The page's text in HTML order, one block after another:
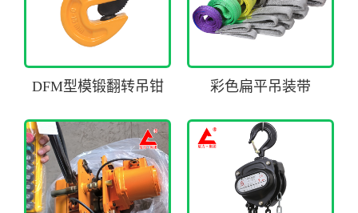
DFM型模锻翻转吊钳 彩色扁平吊装带